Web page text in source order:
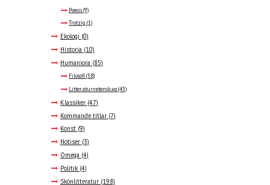
Poesis(9)
Trotzig (1)
Ekologi (0)
Historia (10)
Humaniora (85)
Filosofi(58)
Litteraturvetenskap(43)
Klassiker (47)
Kommande titlar (7)
Konst (9)
Notiser (3)
Omega (4)
Politik (4)
Skönlitteratur (198)